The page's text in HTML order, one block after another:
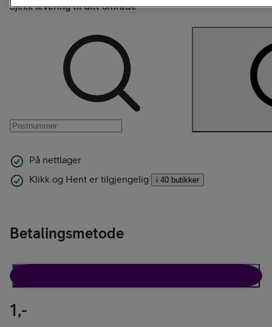
Sjekk levering til ditt område
På nettlager
Klikk og Hent er tilgjengelig
i 40 butikker
Betalingsmetode
1,-